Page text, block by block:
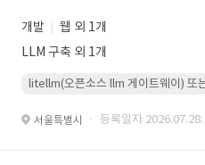
개발
웹 외 1개
LLM 구축 외 1개
litellm(오픈소스 llm 게이트웨이) 또
서울특별시 · 등록일자 2026.07.28.